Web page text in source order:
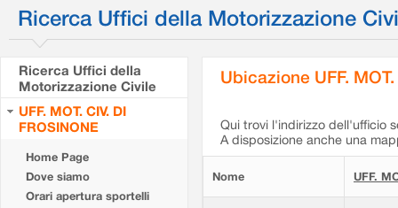
Ricerca Uffici della Motorizzazione
Ricerca Uffici della
Motorizzazione Civile
UFF. MOT. CIV. DI
FROSINONE
Home Page
Dove siamo
Orari apertura sportelli
Ubicazione UFF.
Qui trovi l'indirizzo dell'ufficio
A disposizione anche una
Nome UFF.